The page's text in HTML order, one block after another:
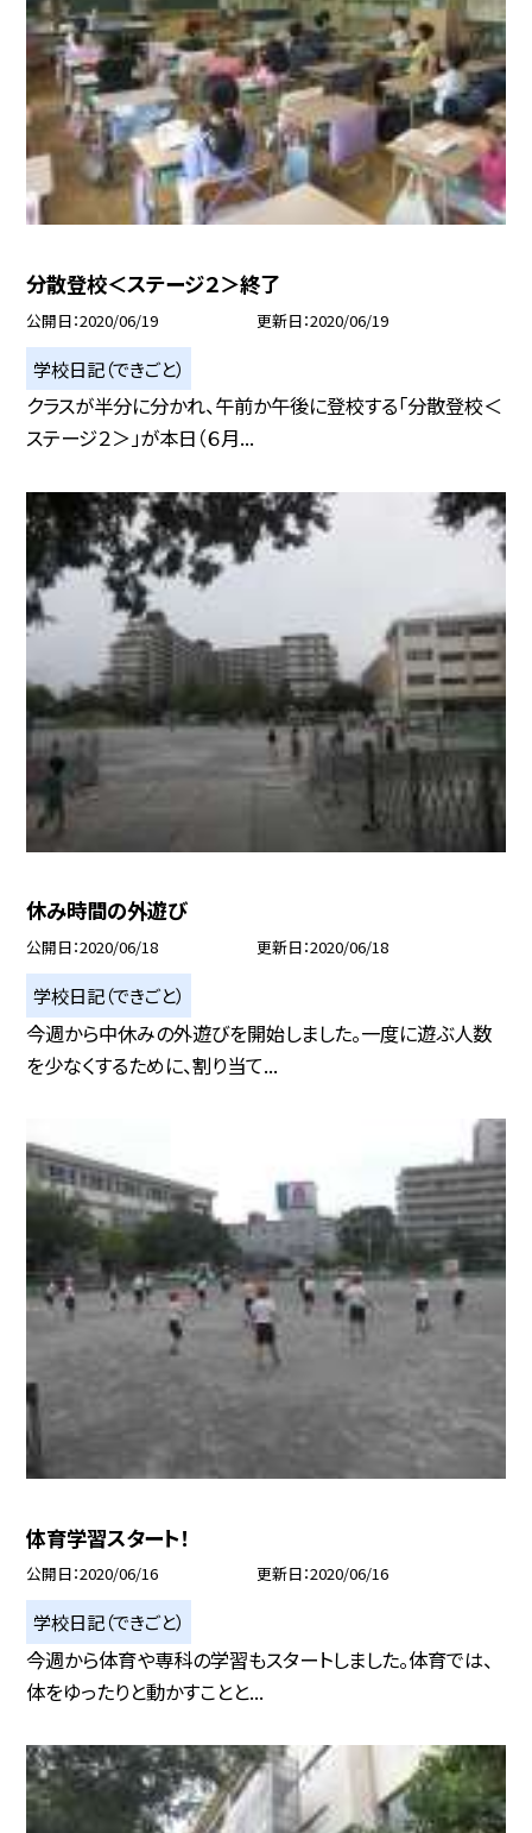
分散登校＜ステージ２＞終了
公開日 2020/06/19 更新日 2020/06/19
学校日記（できごと）
クラスが半分に分かれ、午前か午後に登校する「分散登校＜
ステージ２＞」が本日（６月...
休み時間の外遊び
公開日 2020/06/18 更新日 2020/06/18
学校日記（できごと）
今週から中休みの外遊びを開始しました。一度に遊ぶ人数
を少なくするために、割り当て...
体育学習スタート！
公開日 2020/06/16 更新日 2020/06/16
学校日記（できごと）
今週から体育や専科の学習もスタートしました。体育では、
体をゆったりと動かすことと...